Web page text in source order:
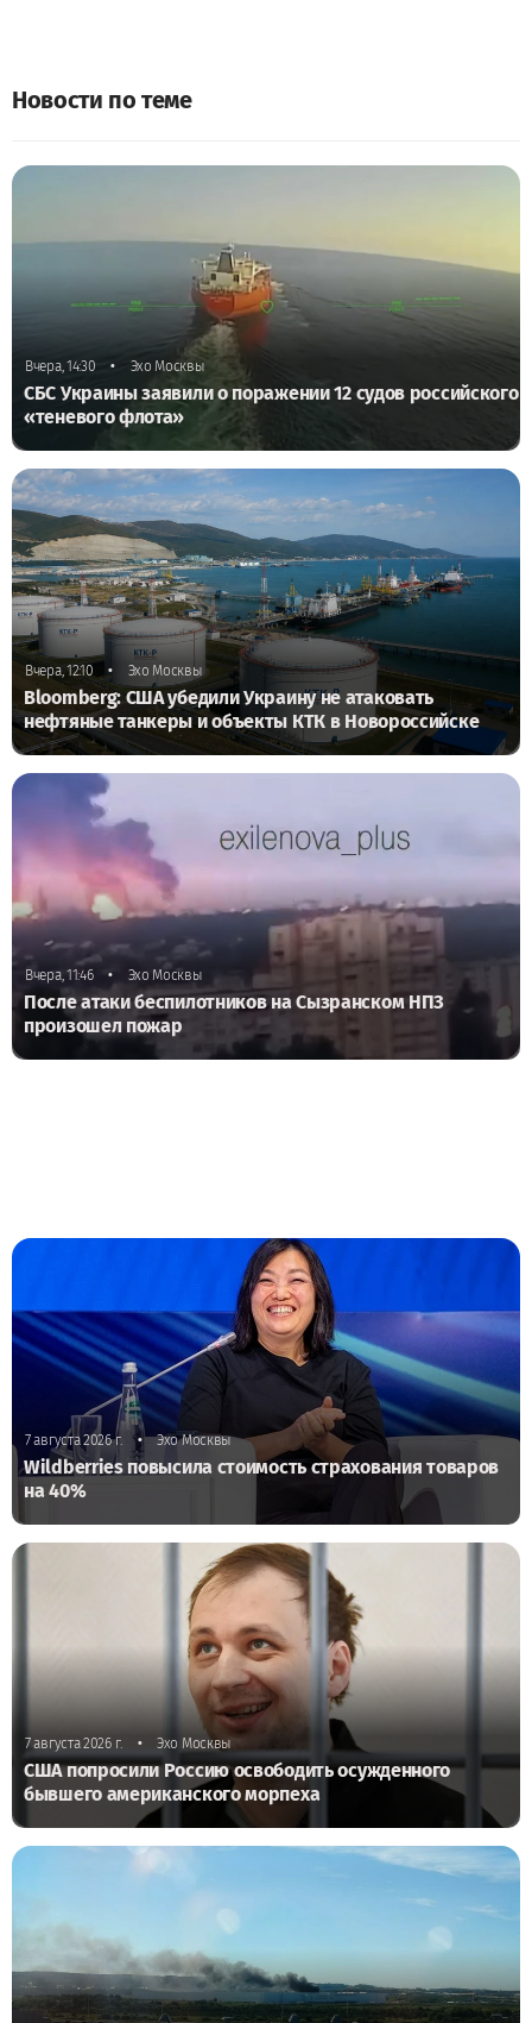
Новости по теме
Вчера, 14:30 • Эхо Москвы
СБС Украины заявили о поражении 12 судов российского
«теневого флота»
Вчера, 12:10 • Эхо Москвы
Bloomberg: США убедили Украину не атаковать
нефтяные танкеры и объекты КТК в Новороссийске
Вчера, 11:46 • Эхо Москвы
После атаки беспилотников на Сызранском НПЗ
произошел пожар
7 августа 2026 г. • Эхо Москвы
Wildberries повысила стоимость страхования товаров
на 40%
7 августа 2026 г. • Эхо Москвы
США попросили Россию освободить осужденного
бывшего американского морпеха